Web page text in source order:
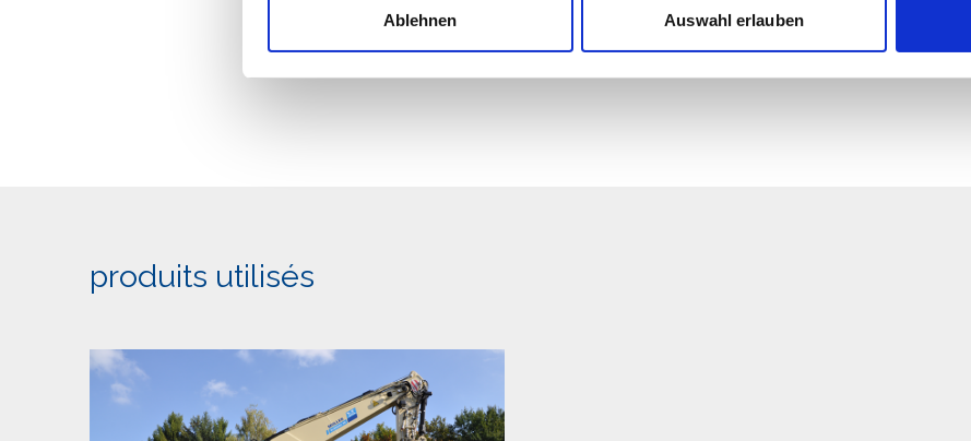
und die Zugriffe auf unsere Website zu analysieren. Außerdem geben wir Informationen zu
Ablehnen Auswahl erlauben
APERÇU TÉLÉCHARGER LE PDF
produits utilisés